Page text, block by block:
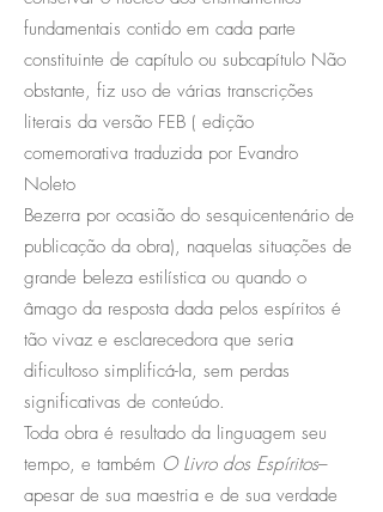
fundamentais contido em cada parte
constituinte de capítulo ou subcapítulo Não
obstante, fiz uso de várias transcrições
literais da versão FEB ( edição
comemorativa traduzida por Evandro
Noleto
Bezerra por ocasião do sesquicentenário de
publicação da obra), naquelas situações de
grande beleza estilística ou quando o
âmago da resposta dada pelos espíritos é
tão vivaz e esclarecedora que seria
dificultoso simplificá-la, sem perdas
significativas de conteúdo.
Toda obra é resultado da linguagem seu
tempo, e também O Livro dos Espíritos–
apesar de sua maestria e de sua verdade